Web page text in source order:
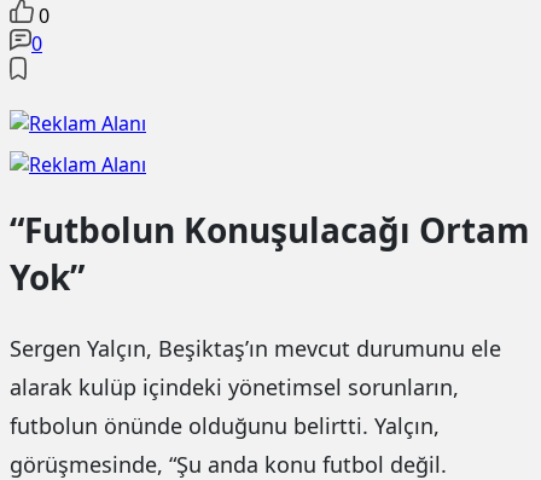
0
0
“Futbolun Konuşulacağı Ortam
Yok”
Sergen Yalçın, Beşiktaş’ın mevcut durumunu ele
alarak kulüp içindeki yönetimsel sorunların,
futbolun önünde olduğunu belirtti. Yalçın,
görüşmesinde, “Şu anda konu futbol değil.